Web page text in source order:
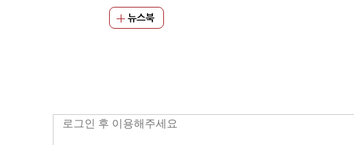
뉴스북